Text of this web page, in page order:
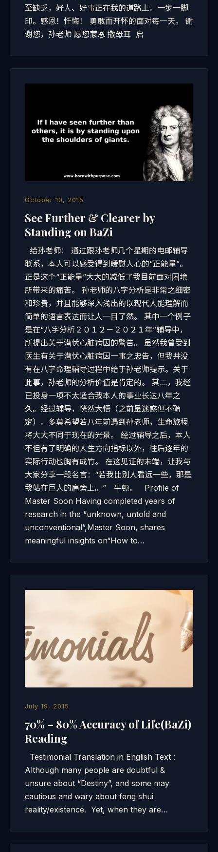
至缺乏，好人、好事正在我的道路上。一步一脚
印。感恩！忏悔！ 勇敢而开怀的面对每一天。 谢
谢您，孙老师 愿您蒙恩 撒母耳 启
October 10, 2015
See Further & Clearer by
Standing on BaZi
给孙老师： 通过跟孙老师几个星期的电邮辅导
联系，本人可以感受得到暖慰人心的“正能量”。
正是这个“正能量”大大的减低了我目前面对困境
所带来的痛苦。 孙老师的八字分析是非常之细密
和珍贵，并且能够深入浅出的以现代人能理解而
简单的语言表达而让人一目了然。 其中一个例子
是在“八字分析２０１２－２０２１年”辅导中，
所提出关于潜伏心脏病因的警告。 虽然我曾受到
医生有关于潜伏心脏病因一事之忠告，但我并没
有在八字命理辅导过程中给于孙老师提示。关于
此事，孙老师的分析价值是肯定的。 其二，我经
已投身一项不太适合我本人的事业长达八年之
久。经过辅导，恍然大悟（之前虽迷惑但不确
定）。多莫希望若八年前遇到孙老师，生命旅程
将大大不同于现在的光景。 经过辅导之后，本人
不但有了明确的人生方向指标以外，往后逐年的
实际行动也胸有成竹。 在这见证的末端，让我与
大家分享一段名言：“若我比别人看远一些，那是
我站在巨人的肩旁上。” 牛顿。 Profile of
Master Soon Having completed years of
research in the “unknown, untold and
unconventional”,Master Soon, shares
meaningful insights on“How to…
July 19, 2015
70% – 80% Accuracy of Life(BaZi)
Reading
Testimonial Translation in English Text :
Although many people are doubtful &
unsure about “Destiny”, and some may
cautious and wary about feng shui
reality/existence. Yet, when they are…